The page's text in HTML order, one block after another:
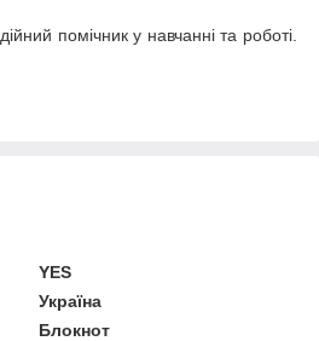
помічник у навчанні та роботі.
YES
Україна
Блокнот